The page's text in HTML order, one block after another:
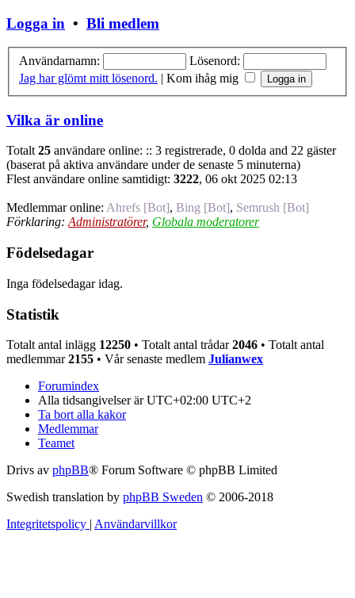
Logga in • Bli medlem
Användarnamn:
Lösenord:
Jag har glömt mitt lösenord. | Kom ihåg mig
Vilka är online
Totalt 25 användare online: :: 3 registrerade, 0 dolda and 22 gäster
(baserat på aktiva användare under de senaste 5 minuterna)
Flest användare online samtidigt: 3222, 06 okt 2025 02:13
Medlemmar online: Ahrefs [Bot], Bing [Bot], Semrush [Bot]
Förklaring: Administratörer, Globala moderatorer
Födelsedagar
Inga födelsedagar idag.
Statistik
Totalt antal inlägg 12250 • Totalt antal trådar2046 • Totalt antal
medlemmar2155 • Vår senaste medlem Julianwex
Forumindex
Alla tidsangivelser är UTC+02:00 UTC+2
Ta bort alla kakor
Medlemmar
Teamet
Drivs av phpBB® Forum Software © phpBB Limited
Swedish translation by phpBB Sweden © 2006-2018
Integritetspolicy | Användarvillkor